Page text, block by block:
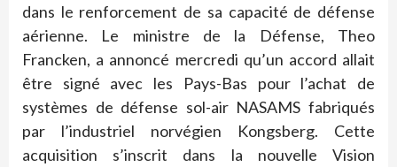
dans le renforcement de sa capacité de défense
aérienne. Le ministre de la Défense, Theo
Francken, a annoncé mercredi qu’un accord allait
être signé avec les Pays-Bas pour l’achat de
systèmes de défense sol-air NASAMS fabriqués
par l’industriel norvégien Kongsberg. Cette
acquisition s’inscrit dans la nouvelle Vision